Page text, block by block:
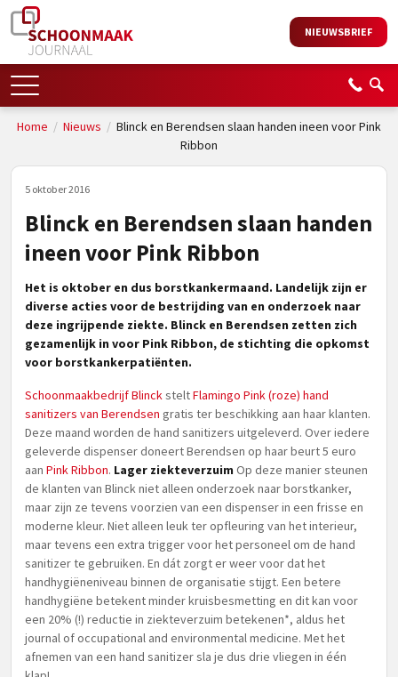
NIEUWSBRIEF
Home / Nieuws / Blinck en Berendsen slaan handen ineen voor Pink
Ribbon
5 oktober 2016
Blinck en Berendsen slaan handen
ineen voor Pink Ribbon
Het is oktober en dus borstkankermaand. Landelijk zijn er
diverse acties voor de bestrijding van en onderzoek naar
deze ingrijpende ziekte. Blinck en Berendsen zetten zich
gezamenlijk in voor Pink Ribbon, de stichting die opkomst
voor borstkankerpatiënten.
Schoonmaakbedrijf BlincksteltFlamingo Pink (roze) hand
sanitizers van Berendsen gratis ter beschikking aan haar klanten.
Deze maand worden de hand sanitizers uitgeleverd. Over iedere
geleverde dispenser doneert Berendsen op haar beurt 5 euro
aan Pink Ribbon. Lager ziekteverzuim Op deze manier steunen
de klanten van Blinck niet alleen onderzoek naar borstkanker,
maar zijn ze tevens voorzien van een dispenser in een frisse en
moderne kleur. Niet alleen leuk ter opfleuring van het interieur,
maar tevens een extra trigger voor het personeel om de hand
sanitizer te gebruiken. En dát zorgt er weer voor dat het
handhygiëneniveau binnen de organisatie stijgt. Een betere
handhygiëne betekent minder kruisbesmetting en dit kan voor
een 20% (!) reductie in ziekteverzuim betekenen*, aldus het
journal of occupational and environmental medicine. Met het
afnemen van een hand sanitizer sla je dus drie vliegen in één